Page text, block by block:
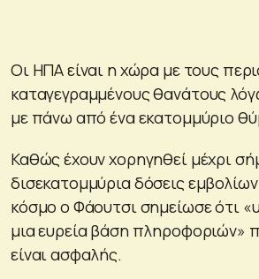
Οι ΗΠΑ είναι η χώρα με τους
καταγεγραμμένους θανάτους
με πάνω από ένα εκατομμύριο
Καθώς έχουν χορηγηθεί μέχρι
δισεκατομμύρια δόσεις
κόσμο ο Φάουτσι σημείωσε ότι
μια ευρεία βάση πληροφοριών»
είναι ασφαλής.